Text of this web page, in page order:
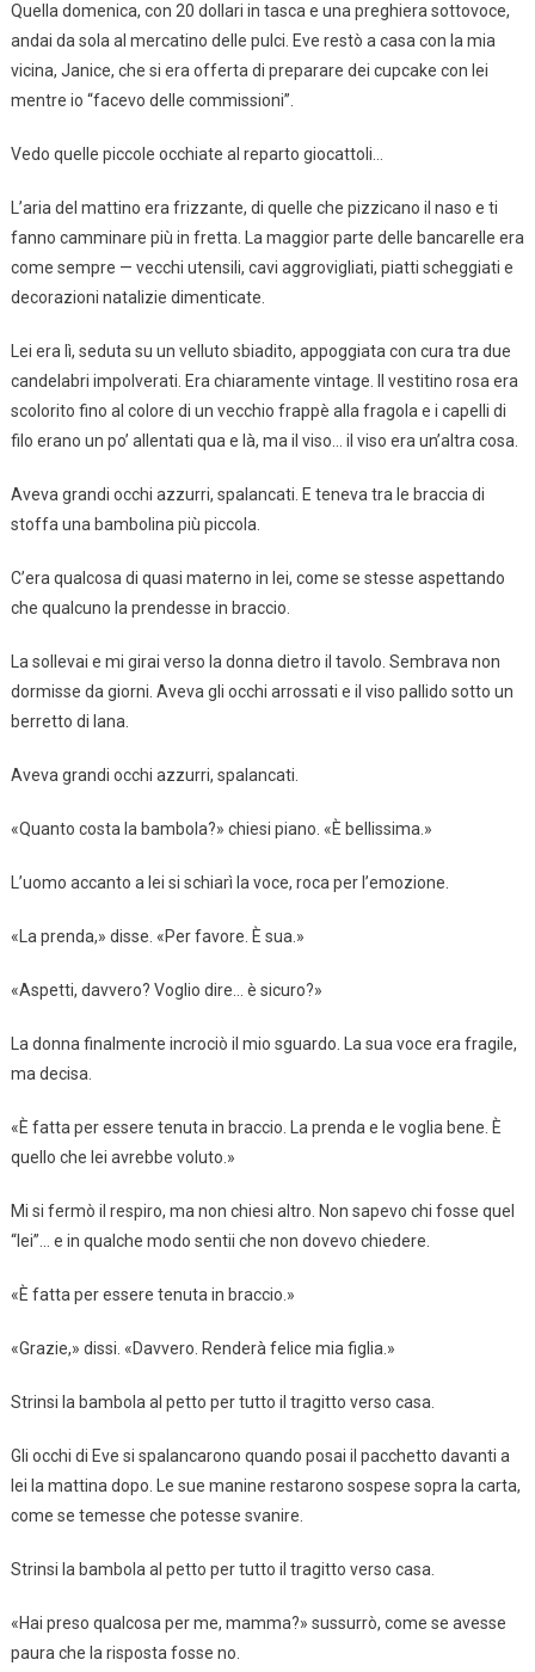
Quella domenica, con 20 dollari in tasca e una preghiera sottovoce,
andai da sola al mercatino delle pulci. Eve restò a casa con la mia
vicina, Janice, che si era offerta di preparare dei cupcake con lei
mentre io “facevo delle commissioni”.
Vedo quelle piccole occhiate al reparto giocattoli…
L’aria del mattino era frizzante, di quelle che pizzicano il naso e ti
fanno camminare più in fretta. La maggior parte delle bancarelle era
come sempre — vecchi utensili, cavi aggrovigliati, piatti scheggiati e
decorazioni natalizie dimenticate.
Lei era lì, seduta su un velluto sbiadito, appoggiata con cura tra due
candelabri impolverati. Era chiaramente vintage. Il vestitino rosa era
scolorito fino al colore di un vecchio frappè alla fragola e i capelli di
filo erano un po’ allentati qua e là, ma il viso… il viso era un’altra cosa.
Aveva grandi occhi azzurri, spalancati. E teneva tra le braccia di
stoffa una bambolina più piccola.
C’era qualcosa di quasi materno in lei, come se stesse aspettando
che qualcuno la prendesse in braccio.
La sollevai e mi girai verso la donna dietro il tavolo. Sembrava non
dormisse da giorni. Aveva gli occhi arrossati e il viso pallido sotto un
berretto di lana.
Aveva grandi occhi azzurri, spalancati.
«Quanto costa la bambola?» chiesi piano. «È bellissima.»
L’uomo accanto a lei si schiarì la voce, roca per l’emozione.
«La prenda,» disse. «Per favore. È sua.»
«Aspetti, davvero? Voglio dire… è sicuro?»
La donna finalmente incrociò il mio sguardo. La sua voce era fragile,
ma decisa.
«È fatta per essere tenuta in braccio. La prenda e le voglia bene. È
quello che lei avrebbe voluto.»
Mi si fermò il respiro, ma non chiesi altro. Non sapevo chi fosse quel
“lei”… e in qualche modo sentii che non dovevo chiedere.
«È fatta per essere tenuta in braccio.»
«Grazie,» dissi. «Davvero. Renderà felice mia figlia.»
Strinsi la bambola al petto per tutto il tragitto verso casa.
Gli occhi di Eve si spalancarono quando posai il pacchetto davanti a
lei la mattina dopo. Le sue manine restarono sospese sopra la carta,
come se temesse che potesse svanire.
Strinsi la bambola al petto per tutto il tragitto verso casa.
«Hai preso qualcosa per me, mamma?» sussurrò, come se avesse
paura che la risposta fosse no.